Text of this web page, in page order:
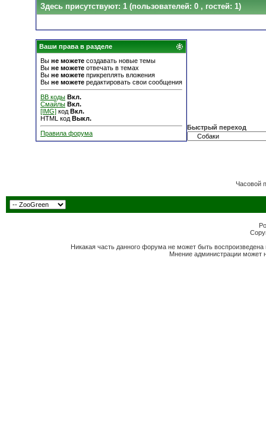
Здесь присутствуют: 1 (пользователей: 0 , гостей: 1)
Ваши права в разделе
Вы не можете создавать новые темы
Вы не можете отвечать в темах
Вы не можете прикреплять вложения
Вы не можете редактировать свои сообщения
BB коды Вкл.
Смайлы Вкл.
[IMG] код Вкл.
HTML код Выкл.
Правила форума
Быстрый переход
Часовой
Никакая часть данного форума не может быть
Мнение администрации может